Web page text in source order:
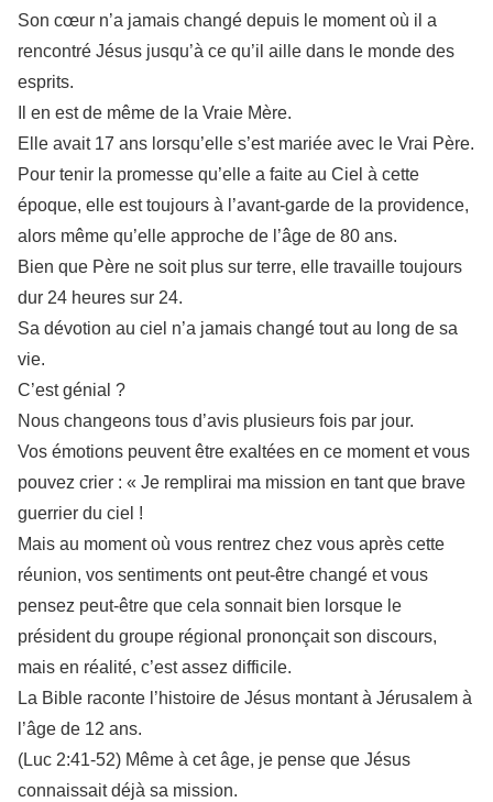
Son cœur n’a jamais changé depuis le moment où il a
rencontré Jésus jusqu’à ce qu’il aille dans le monde des
esprits.
Il en est de même de la Vraie Mère.
Elle avait 17 ans lorsqu’elle s’est mariée avec le Vrai Père.
Pour tenir la promesse qu’elle a faite au Ciel à cette
époque, elle est toujours à l’avant-garde de la providence,
alors même qu’elle approche de l’âge de 80 ans.
Bien que Père ne soit plus sur terre, elle travaille toujours
dur 24 heures sur 24.
Sa dévotion au ciel n’a jamais changé tout au long de sa
vie.
C’est génial ?
Nous changeons tous d’avis plusieurs fois par jour.
Vos émotions peuvent être exaltées en ce moment et vous
pouvez crier : « Je remplirai ma mission en tant que brave
guerrier du ciel !
Mais au moment où vous rentrez chez vous après cette
réunion, vos sentiments ont peut-être changé et vous
pensez peut-être que cela sonnait bien lorsque le
président du groupe régional prononçait son discours,
mais en réalité, c’est assez difficile.
La Bible raconte l’histoire de Jésus montant à Jérusalem à
l’âge de 12 ans.
(Luc 2:41-52) Même à cet âge, je pense que Jésus
connaissait déjà sa mission.